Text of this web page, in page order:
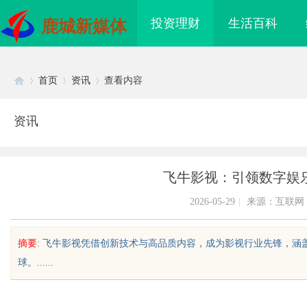
鹿城新媒体 投资理财 生活百科
首页 资讯 查看内容
资讯
飞牛影视：引领数字娱
2026-05-29 来源：互联网
摘要: 飞牛影视凭借创新技术与高品质内容，成为影视行业先锋，
球。......